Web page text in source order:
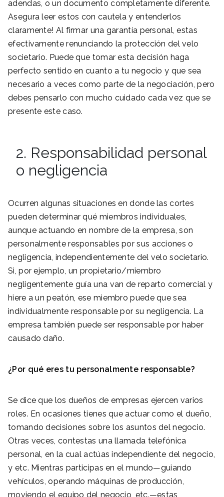
adendas, o un documento completamente diferente.
Asegura leer estos con cautela y entenderlos
claramente! Al firmar una garantía personal, estas
efectivamente renunciando la protección del velo
societario. Puede que tomar esta decisión haga
perfecto sentido en cuanto a tu negocio y que sea
necesario a veces como parte de la negociación, pero
debes pensarlo con mucho cuidado cada vez que se
presente este caso.
2. Responsabilidad personal
o negligencia
Ocurren algunas situaciones en donde las cortes
pueden determinar qué miembros individuales,
aunque actuando en nombre de la empresa, son
personalmente responsables por sus acciones o
negligencia, independientemente del velo societario.
Si, por ejemplo, un propietario/miembro
negligentemente guía una van de reparto comercial y
hiere a un peatón, ese miembro puede que sea
individualmente responsable por su negligencia. La
empresa también puede ser responsable por haber
causado daño.
¿Por qué eres tu personalmente responsable?
Se dice que los dueños de empresas ejercen varios
roles. En ocasiones tienes que actuar como el dueño,
tomando decisiones sobre los asuntos del negocio.
Otras veces, contestas una llamada telefónica
personal, en la cual actúas independiente del negocio,
y etc. Mientras participas en el mundo—guiando
vehículos, operando máquinas de producción,
moviendo el equipo del negocio, etc.—estas